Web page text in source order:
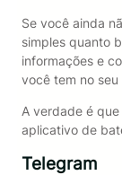
Se você ainda
simples quanto
informações e
você tem no seu
A verdade é
aplicativo de
Telegram